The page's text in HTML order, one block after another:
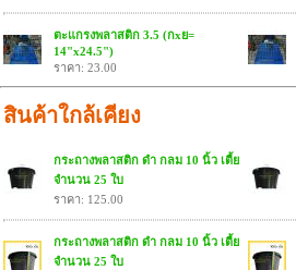
ตะแกรงพลาสติก 3.5 (กxย=
14"x24.5")
ราคา: 23.00
สินค้าใกล้เคียง
กระถางพลาสติก ดำ กลม 10 นิ้ว เตี้ย
จำนวน 25 ใบ
ราคา: 125.00
กระถางพลาสติก ดำ กลม 10 นิ้ว เตี้ย
จำนวน 25 ใบ